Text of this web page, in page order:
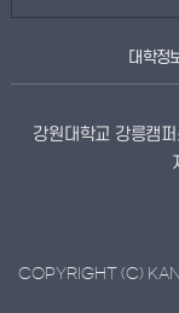
대학정
강원대학교 강릉캠
COPYRIGHT (C)